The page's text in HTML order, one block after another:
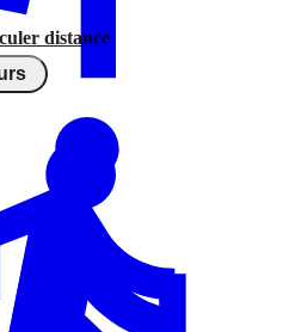
distance